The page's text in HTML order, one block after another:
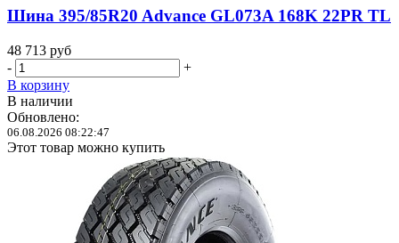
Шина 395/85R20 Advance GL073A 168K 22PR TL
48 713 руб
-
+
В корзину
В наличии
Обновлено:
06.08.2026 08:22:47
Этот товар можно купить